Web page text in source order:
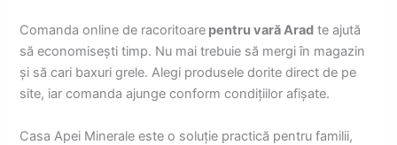
Comanda online de racoritoare pentru vară Arad te ajută
să economisești timp. Nu mai trebuie să mergi în magazin
și să cari baxuri grele. Alegi produsele dorite direct de pe
site, iar comanda ajunge conform condițiilor afișate.
Casa Apei Minerale este o soluție practică pentru familii,